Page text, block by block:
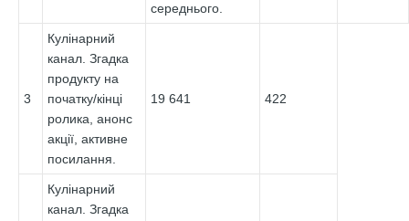
середнього.
3
Кулінарний
канал. Згадка
продукту на
початку/кінці
ролика, анонс
акції, активне
посилання.
19 641 422
Кулінарний
канал. Згадка